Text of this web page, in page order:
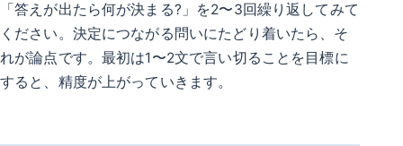
「答えが出たら何が決まる?」を2〜3回繰り返してみて
ください。決定につながる問いにたどり着いたら、そ
れが論点です。最初は1〜2文で言い切ることを目標に
すると、精度が上がっていきます。